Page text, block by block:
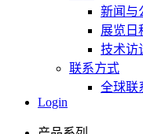
新闻与
展览日
技术访
联系方式
全球联
Login